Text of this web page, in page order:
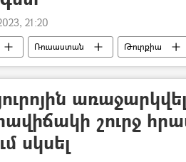
21:20
Ռուսաստան Թուրքիա
Սահման Մոսկվա
շուրջ
սկսել